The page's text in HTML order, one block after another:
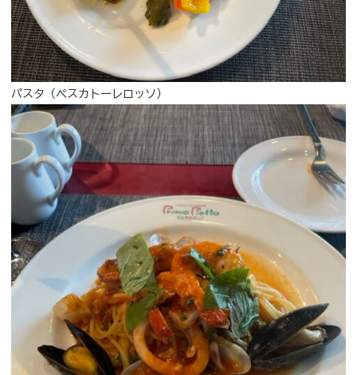
パスタ（ペスカトーレロッソ）